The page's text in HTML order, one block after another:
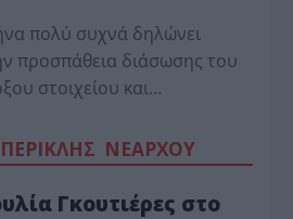
πολύ συχνά δηλώνει
προσπάθεια διάσωσης του
στοιχείου και…
ΝΕΑΡΧΟΥ
Γκουτιέρες στο